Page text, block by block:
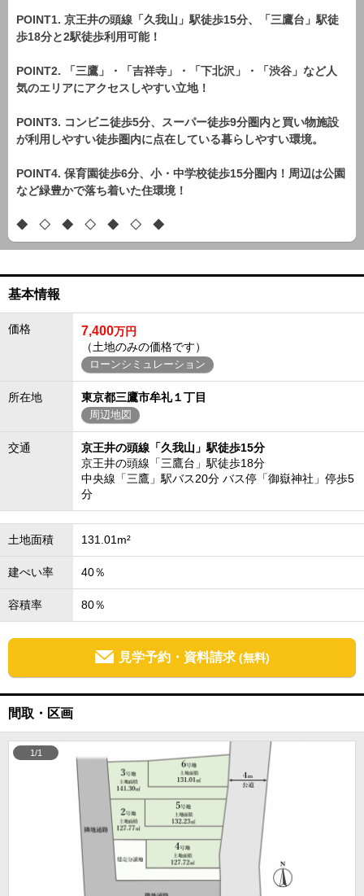
POINT1. 京王井の頭線「久我山」駅徒歩15分、「三鷹台」駅徒
歩18分と2駅徒歩利用可能！
POINT2. 「三鷹」・「吉祥寺」・「下北沢」・「渋谷」など人
気のエリアにアクセスしやすい立地！
POINT3. コンビニ徒歩5分、スーパー徒歩9分圏内と買い物施設
が利用しやすい徒歩圏内に点在している暮らしやすい環境。
POINT4. 保育園徒歩6分、小・中学校徒歩15分圏内！周辺は公園
など緑豊かで落ち着いた住環境！
◆ ◇ ◆ ◇ ◆ ◇ ◆
基本情報
価格 7,400万円
（土地のみの価格です）
ローンシミュレーション
所在地 東京都三鷹市牟礼１丁目
周辺地図
交通
京王井の頭線「久我山」駅徒歩15分
京王井の頭線「三鷹台」駅徒歩18分
中央線「三鷹」駅バス20分 バス停「御嶽神社」停歩5
分
土地面積 131.01m²
建ぺい率 40％
容積率 80％
見学予約・資料請求 (無料)
間取・区画
1/1